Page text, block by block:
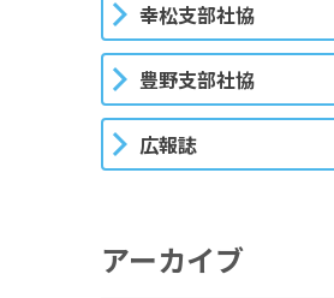
幸松支部社協
豊野支部社協
広報誌
アーカイブ